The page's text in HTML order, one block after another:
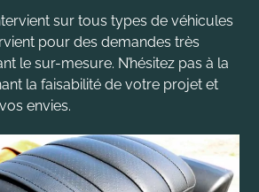
sur tous types de véhicules
pour des demandes très
le sur-mesure. N’hésitez pas à la
la faisabilité de votre projet et
envies.